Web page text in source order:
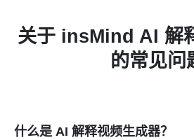
关于 insMind AI 解
的常见问
什么是 AI 解释视频生成器？